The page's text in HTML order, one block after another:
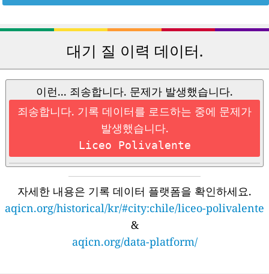
대기 질 이력 데이터.
이런... 죄송합니다. 문제가 발생했습니다.
죄송합니다. 기록 데이터를 로드하는 중에 문제가
발생했습니다.
Liceo Polivalente
자세한 내용은 기록 데이터 플랫폼을 확인하세요.
aqicn.org/historical/kr/#city:chile/liceo-polivalente
&
aqicn.org/data-platform/